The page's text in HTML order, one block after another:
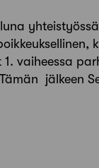
yhteistyössä
vaiheessa
jälkeen